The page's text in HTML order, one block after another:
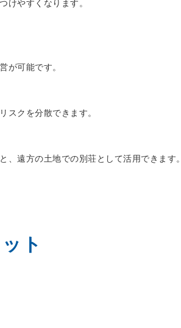
けやすくなります。
が可能です。
スクを分散できます。
遠方の土地での別荘として活用できます。
ト